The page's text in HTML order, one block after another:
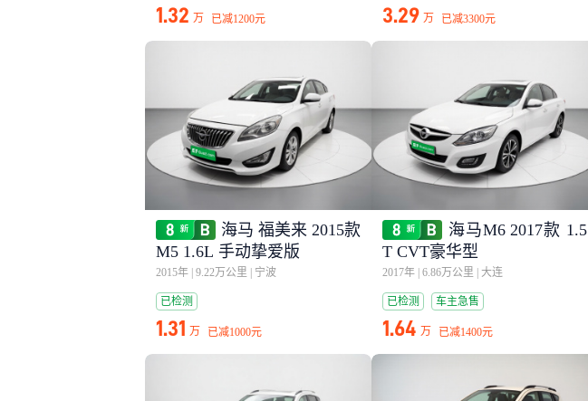
1.32 万 已减1200元 3.29 万 已减3300元
海马 福美来 2015款
M5 1.6L 手动挚爱版
2015年 9.22万公里 宁波
已检测
1.31 万 已减1000元
海马M6 2017款 1.5
T CVT豪华型
2017年 6.86万公里 大连
已检测 车主急售
1.64 万 已减1400元